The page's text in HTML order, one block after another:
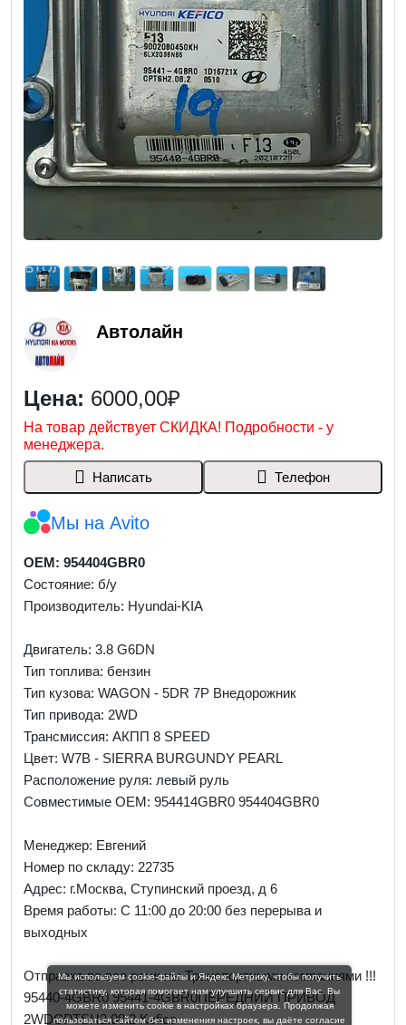
Автолайн
Цена: 6000,00₽
На товар действует СКИДКА! Подробности - у
менеджера.
Написать Телефон
Мы на Avito
OEM: 954404GBR0
Состояние: б/у
Производитель: Hyundai-KIA
Двигатель: 3.8 G6DN
Тип топлива: бензин
Тип кузова: WAGON - 5DR 7P Внедорожник
Тип привода: 2WD
Трансмиссия: AКПП 8 SPEED
Цвет: W7B - SIERRA BURGUNDY PEARL
Расположение руля: левый руль
Совместимые OEM: 954414GBR0 954404GBR0
Менеджер: Евгений
Номер по складу: 22735
Адрес: г.Москва, Ступинский проезд, д 6
Время работы: С 11:00 до 20:00 без перерыва и
выходных
Отправка во все регионы Транспортными компаниями !!!
95440-4GBR0 95441-4GBR0ПЕРЕДНИЙ ПРИВОД
2WDCPTSH2.08.2 Kefico
Мы используем cookie-файлы и Яндекс Метрику, чтобы получить
статистику, которая помогает нам улучшить сервис для Вас. Вы
можете изменить cookie в настройках браузера. Продолжая
пользоваться сайтом без изменения настроек, вы даёте согласие